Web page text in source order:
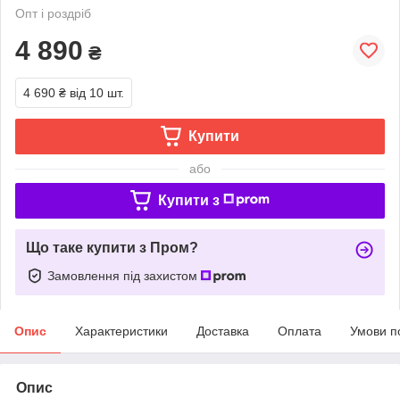
Опт і роздріб
4 890 ₴
4 690 ₴ від 10 шт.
Купити
або
Купити з
Що таке купити з Пром?
Замовлення під захистом
Опис Характеристики Доставка Оплата Умови
Опис